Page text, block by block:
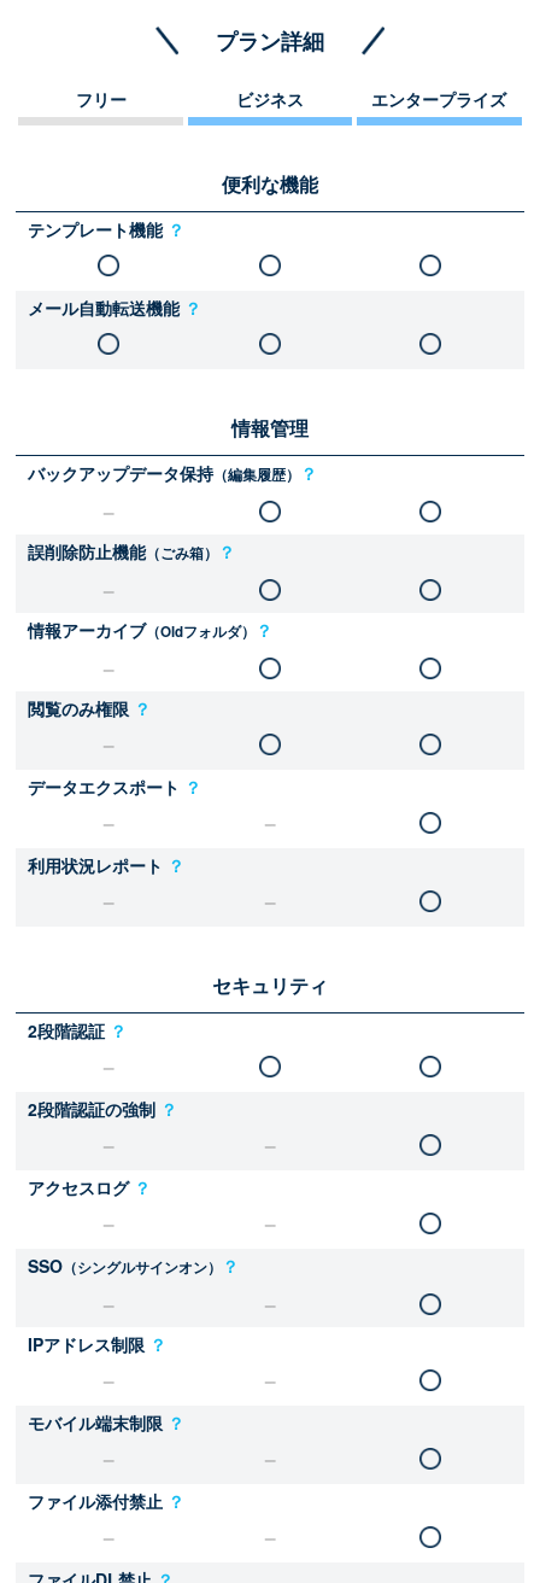
プラン詳細
フリー ビジネス エンタープライズ
便利な機能
テンプレート機能 ？
メール自動転送機能 ？
情報管理
バックアップデータ保持（編集履歴） ？
誤削除防止機能（ごみ箱） ？
情報アーカイブ（Oldフォルダ） ？
閲覧のみ権限 ？
データエクスポート ？
利用状況レポート ？
セキュリティ
2段階認証 ？
2段階認証の強制 ？
アクセスログ ？
SSO （シングルサインオン） ？
IPアドレス制限 ？
モバイル端末制限 ？
ファイル添付禁止 ？